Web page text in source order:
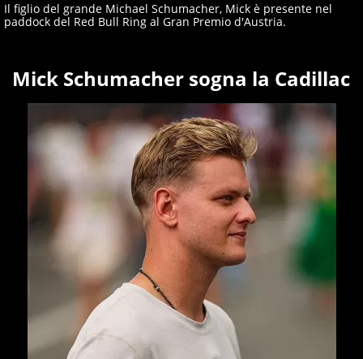
Il figlio del grande Michael Schumacher, Mick è presente nel
paddock del Red Bull Ring al Gran Premio d'Austria.
Mick Schumacher sogna la Cadillac